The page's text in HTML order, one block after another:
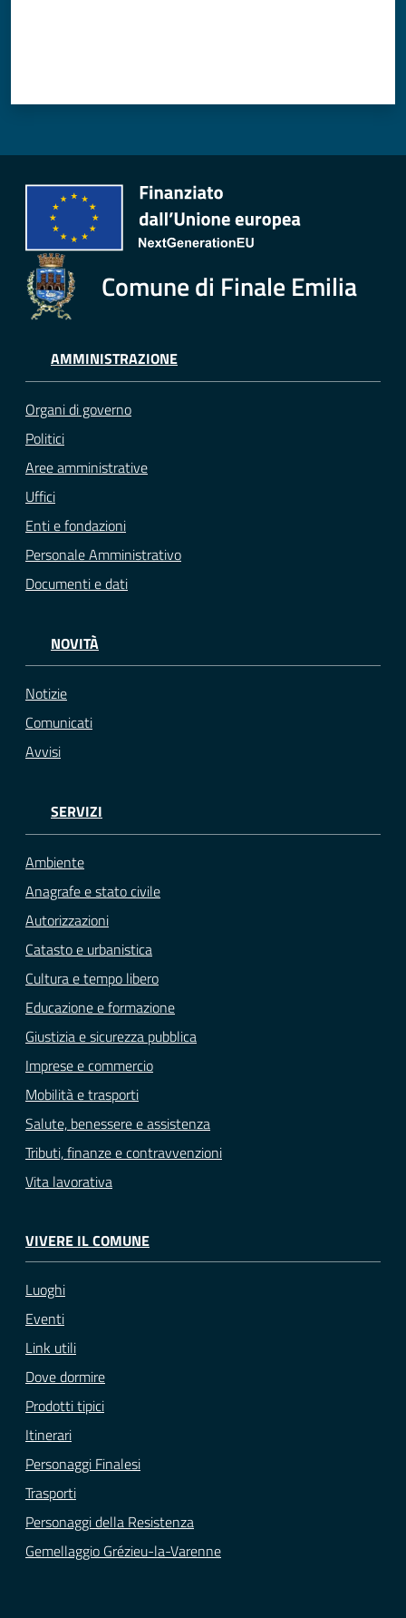
Comune di Finale Emilia
AMMINISTRAZIONE
Organi di governo
Politici
Aree amministrative
Uffici
Enti e fondazioni
Personale Amministrativo
Documenti e dati
NOVITÀ
Notizie
Comunicati
Avvisi
SERVIZI
Ambiente
Anagrafe e stato civile
Autorizzazioni
Catasto e urbanistica
Cultura e tempo libero
Educazione e formazione
Giustizia e sicurezza pubblica
Imprese e commercio
Mobilità e trasporti
Salute, benessere e assistenza
Tributi, finanze e contravvenzioni
Vita lavorativa
VIVERE IL COMUNE
Luoghi
Eventi
Link utili
Dove dormire
Prodotti tipici
Itinerari
Personaggi Finalesi
Trasporti
Personaggi della Resistenza
Gemellaggio Grézieu-la-Varenne